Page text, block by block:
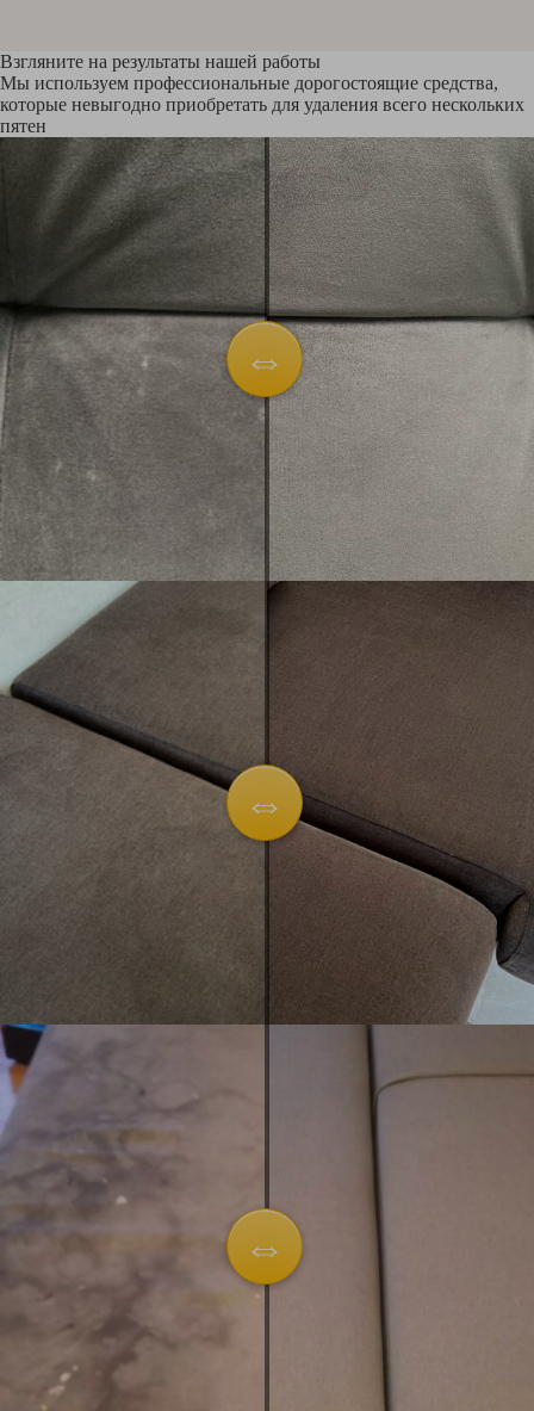
Взгляните на результаты нашей работы
Мы используем профессиональные дорогостоящие средства,
которые невыгодно приобретать для удаления всего нескольких
пятен